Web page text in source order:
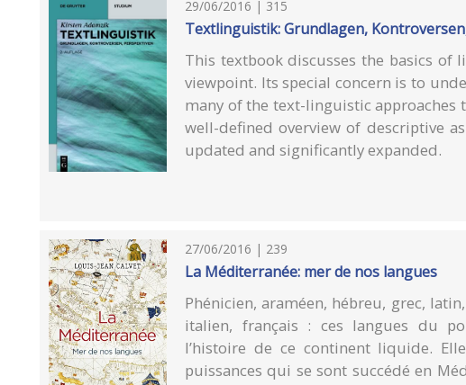
29/06/2016 | 315
Textlinguistik: Grundlagen,
This textbook discusses the basics of
viewpoint. Its special concern is to
many of the text-linguistic approaches
well-defined overview of descriptive
updated and significantly expanded.
27/06/2016 | 239
La Méditerranée: mer de nos langues
Phénicien, araméen, hébreu, grec,
italien, français : ces langues du
l’histoire de ce continent liquide.
puissances qui se sont succédé en